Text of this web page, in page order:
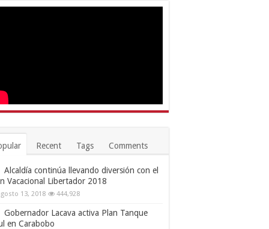
Recent Tags Comments
Alcaldía continúa llevando diversión con el
Vacacional Libertador 2018
13, 2018 444,928
Gobernador Lacava activa Plan Tanque
en Carabobo